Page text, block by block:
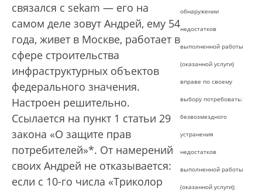
обнаружении
недостатков
выполненной работы
(оказанной услуги)
вправе по своему
выбору потребовать:
безвозмездного
устранения
недостатков
выполненной работы
(оказанной услуги);
связался с sekam — его на
самом деле зовут Андрей, ему 54
года, живет в Москве, работает в
сфере строительства
инфраструктурных объектов
федерального значения.
Настроен решительно.
Ссылается на пункт 1 статьи 29
закона «О защите прав
потребителей»*. От намерений
своих Андрей не отказывается:
если с 10-го числа «Триколор